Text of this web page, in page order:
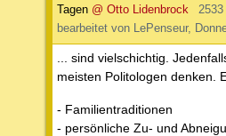
Tagen @ Otto Lidenbrock
bearbeitet von LePenseur,
... sind vielschichtig.
meisten Politologen denken.
- Familientraditionen
- persönliche Zu- und